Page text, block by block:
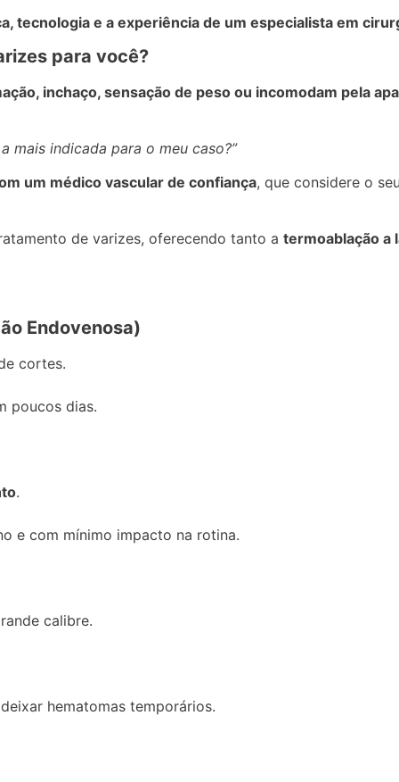
tecnologia e a experiência de um especialista em
para você?
inchaço, sensação de peso ou incomodam pela
mais indicada para o meu caso?”
um médico vascular de confiança, que considere o
de varizes, oferecendo tanto a termoablação a
Endovenosa)
cortes.
poucos dias.
.
e com mínimo impacto na rotina.
calibre.
hematomas temporários.